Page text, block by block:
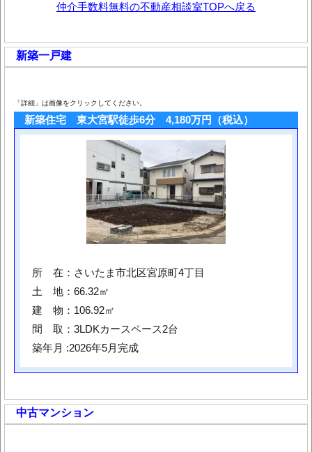
仲介手数料無料の不動産相談室TOPへ戻る
新築一戸建
「詳細」は画像をクリックしてください。
新築住宅 東大宮駅徒歩6分 4,180万円（税込）
所 在：さいたま市北区宮原町4丁目
土 地：66.32㎡
建 物：106.92㎡
間 取：3LDKカースペース2台
築年月 :2026年5月完成
中古マンション